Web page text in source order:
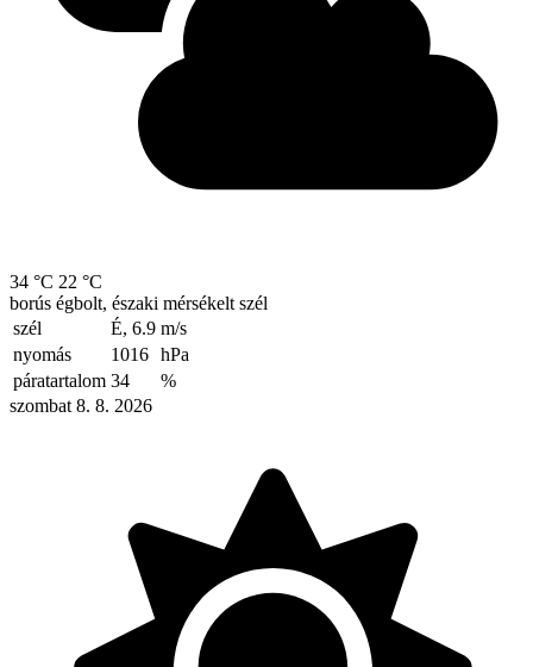
34 °C 22 °C
borús égbolt, északi mérsékelt szél
szél
É, 6.9 m/s
nyomás
1016 hPa
páratartalom 34
%
szombat 8. 8. 2026